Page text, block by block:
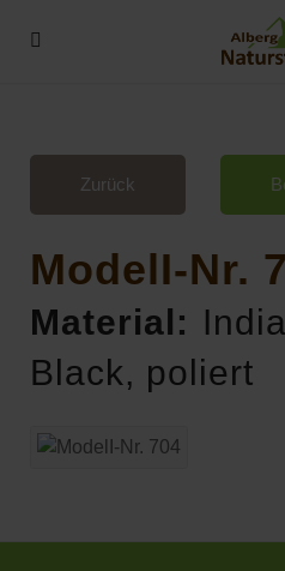
Zurück
ModelI-Nr.
Material:
Black, poliert